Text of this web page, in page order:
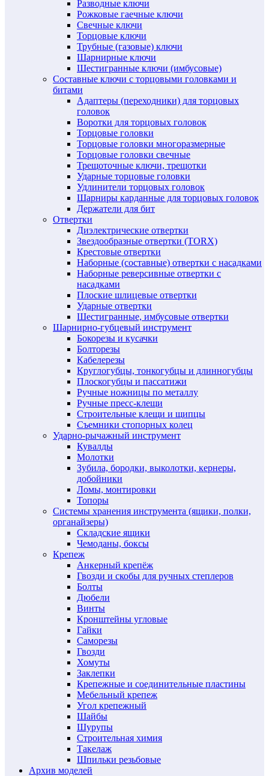
Разводные ключи
Рожковые гаечные ключи
Свечные ключи
Торцовые ключи
Трубные (газовые) ключи
Шарнирные ключи
Шестигранные ключи (имбусовые)
Составные ключи с торцовыми головками и
битами
Адаптеры (переходники) для торцовых
головок
Воротки для торцовых головок
Торцовые головки
Торцовые головки многоразмерные
Торцовые головки свечные
Трещоточные ключи, трещотки
Ударные торцовые головки
Удлинители торцовых головок
Шарниры карданные для торцовых головок
Держатели для бит
Отвертки
Диэлектрические отвертки
Звездообразные отвертки (TORX)
Крестовые отвертки
Наборные (составные) отвертки с насадками
Наборные реверсивные отвертки с
насадками
Плоские шлицевые отвертки
Ударные отвертки
Шестигранные, имбусовые отвертки
Шарнирно-губцевый инструмент
Бокорезы и кусачки
Болторезы
Кабелерезы
Круглогубцы, тонкогубцы и длинногубцы
Плоскогубцы и пассатижи
Ручные ножницы по металлу
Ручные пресс-клещи
Строительные клещи и щипцы
Съемники стопорных колец
Ударно-рычажный инструмент
Кувалды
Молотки
Зубила, бородки, выколотки, кернеры,
добойники
Ломы, монтировки
Топоры
Системы хранения инструмента (ящики, полки,
органайзеры)
Складские ящики
Чемоданы, боксы
Крепеж
Анкерный крепёж
Гвозди и скобы для ручных степлеров
Болты
Дюбели
Винты
Кронштейны угловые
Гайки
Саморезы
Гвозди
Хомуты
Заклепки
Крепежные и соединительные пластины
Мебельный крепеж
Угол крепежный
Шайбы
Шурупы
Строительная химия
Такелаж
Шпильки резьбовые
Архив моделей